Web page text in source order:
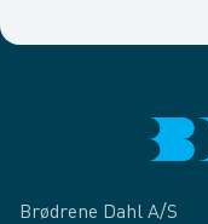
Brødrene Dahl A/S